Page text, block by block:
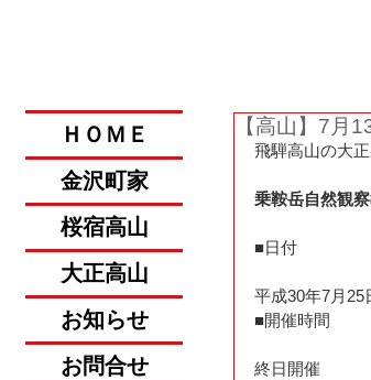
ＨＯＭＥ
金沢町家
桜宿高山
大正高山
お知らせ
お問合せ
【高山】7月
飛騨高山の大
乗鞍岳自然観
■日付
平成30年7月25
■開催時間
終日開催